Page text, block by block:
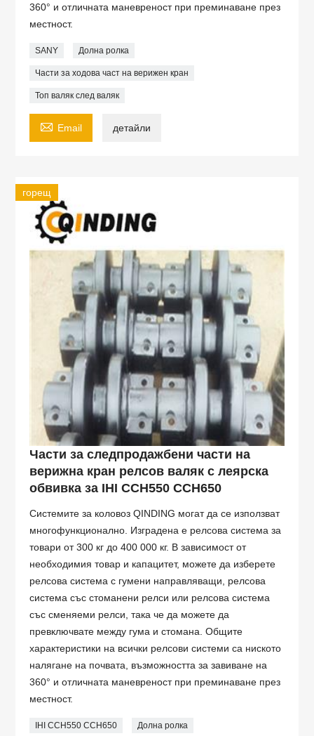
360° и отличната маневреност при преминаване през
местност.
SANY Долна ролка
Части за ходова част на верижен кран
Топ валяк след валяк
 Email детайли
горещ
Части за следпродажбени части на
верижна кран релсов валяк с леярска
обвивка за IHI CCH550 CCH650
Системите за коловоз QINDING могат да се използват
многофункционално. Изградена е релсова система за
товари от 300 кг до 400 000 кг. В зависимост от
необходимия товар и капацитет, можете да изберете
релсова система с гумени направляващи, релсова
система със стоманени релси или релсова система
със сменяеми релси, така че да можете да
превключвате между гума и стомана. Общите
характеристики на всички релсови системи са ниското
налягане на почвата, възможността за завиване на
360° и отличната маневреност при преминаване през
местност.
IHI CCH550 CCH650 Долна ролка